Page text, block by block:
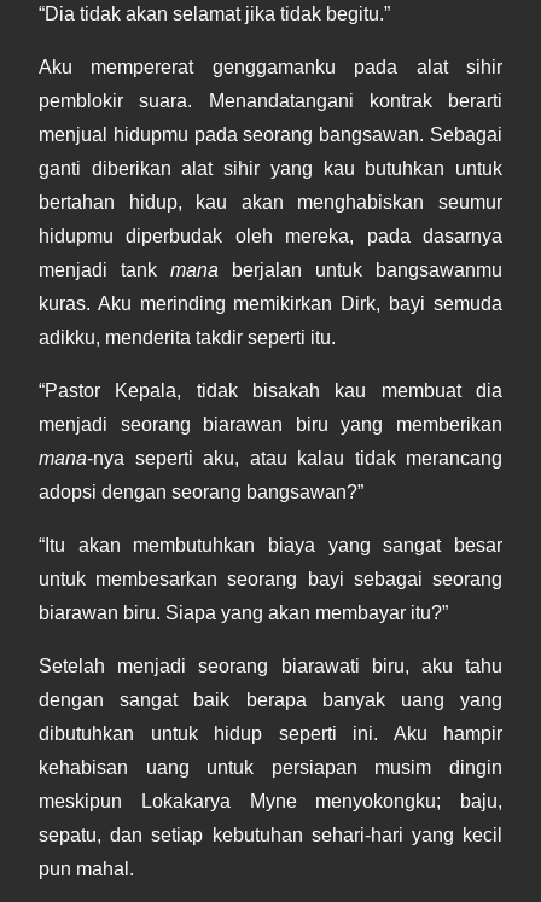
“Dia tidak akan selamat jika tidak begitu.”
Aku mempererat genggamanku pada alat sihir
pemblokir suara. Menandatangani kontrak berarti
menjual hidupmu pada seorang bangsawan. Sebagai
ganti diberikan alat sihir yang kau butuhkan untuk
bertahan hidup, kau akan menghabiskan seumur
hidupmu diperbudak oleh mereka, pada dasarnya
menjadi tank mana berjalan untuk bangsawanmu
kuras. Aku merinding memikirkan Dirk, bayi semuda
adikku, menderita takdir seperti itu.
“Pastor Kepala, tidak bisakah kau membuat dia
menjadi seorang biarawan biru yang memberikan
mana-nya seperti aku, atau kalau tidak merancang
adopsi dengan seorang bangsawan?”
“Itu akan membutuhkan biaya yang sangat besar
untuk membesarkan seorang bayi sebagai seorang
biarawan biru. Siapa yang akan membayar itu?”
Setelah menjadi seorang biarawati biru, aku tahu
dengan sangat baik berapa banyak uang yang
dibutuhkan untuk hidup seperti ini. Aku hampir
kehabisan uang untuk persiapan musim dingin
meskipun Lokakarya Myne menyokongku; baju,
sepatu, dan setiap kebutuhan sehari-hari yang kecil
pun mahal.